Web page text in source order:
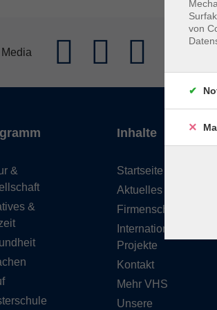
&
&
Inhalte
Startseite
Aktuelles
Firmenschulungen
Internationale
Projekte
Kontakt
Mehr VHS
Unsere
von